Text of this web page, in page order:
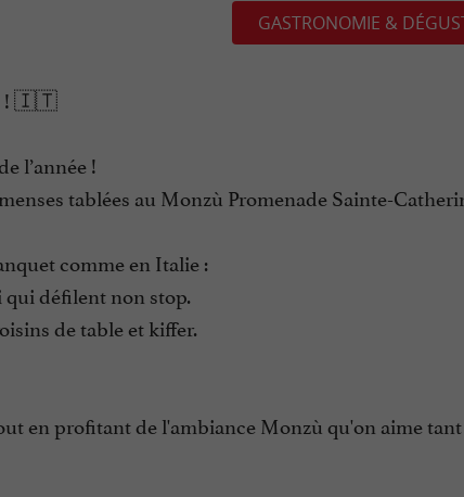
GASTRONOMIE &
! 🇮🇹
l’année !
tablées au Monzù Promenade Sainte-
comme en Italie :
défilent non stop.
de table et kiffer.
en profitant de l'ambiance Monzù qu'on aime